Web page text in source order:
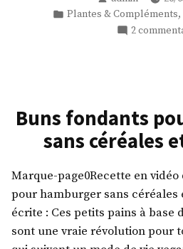
infos
Medical
par
Publié
Plantes & Compléments,
2
Buns fondants
sans céréales
Marque-page0Recette en
pour hamburger sans céréales
écrite : Ces petits pains à base
sont une vraie révolution pour